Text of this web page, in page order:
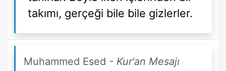
takımı, gerçeği bile bile gizlerler.
Muhammed Esed - Kur'an Mesajı